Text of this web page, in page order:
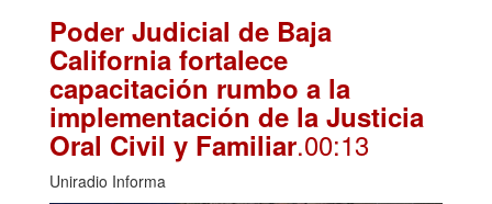
Poder Judicial de Baja
California fortalece
capacitación rumbo a la
implementación de la Justicia
Oral Civil y Familiar.00:13
Uniradio Informa